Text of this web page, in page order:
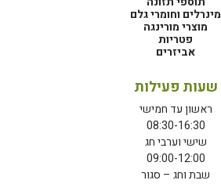
מינרלים וחומרי גלם
מוצרי מורינגה
פטריות
אביזרים
שעות פעילות
ראשון עד חמישי
08:30-16:30
שישי וערבי חג
09:00-12:00
שבת וחג – סגור